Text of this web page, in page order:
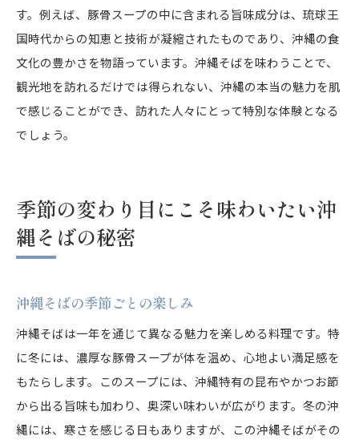
す。例えば、豚骨スープの中に含まれる旨味成分は、琉球王
国時代からの知恵と技術が凝縮されたものであり、沖縄の食
文化の豊かさを物語っています。沖縄そばを味わうことで、
観光地を訪れるだけでは得られない、沖縄の本当の魅力を肌
で感じることができ、訪れた人々にとって特別な体験となる
でしょう。
季節の変わり目にこそ味わいたい沖
縄そばの秘密
沖縄そばの季節ごとの楽しみ
沖縄そばは一年を通じて異なる魅力を楽しめる料理です。特
に冬には、濃厚な豚骨スープが体を温め、心地よい満足感を
もたらします。このスープには、沖縄特有の昆布やかつお節
から出る旨味も加わり、奥深い味わいが広がります。冬の沖
縄には、寒さを感じる日もありますが、この沖縄そばがその